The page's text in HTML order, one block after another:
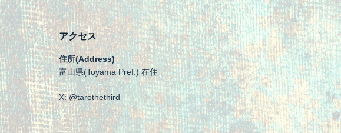
アクセス
住所(Address)
富山県(Toyama Pref.) 在住
X: @tarothethird